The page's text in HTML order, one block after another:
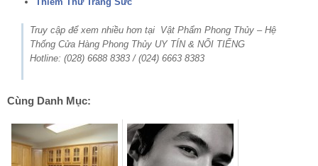
Truy cập để xem nhiều hơn tại Vật Phẩm Phong Thủy – Hệ
Thống Cửa Hàng Phong Thủy UY TÍN & NỔI TIẾNG
Hotline: (028) 6688 8383 / (024) 6663 8383
Cùng Danh Mục: